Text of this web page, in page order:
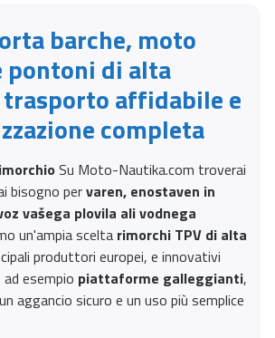
barche, moto
pontoni di alta
affidabile e
completa
Su Moto-Nautika.com troverai
bisogno pervaren, enostaven in
vašega plovila ali vodnega
un'ampia scelta rimorchi TPV di alta
produttori europei, e innovativi
esempio piattaforme galleggianti,
aggancio sicuro e un uso più semplice